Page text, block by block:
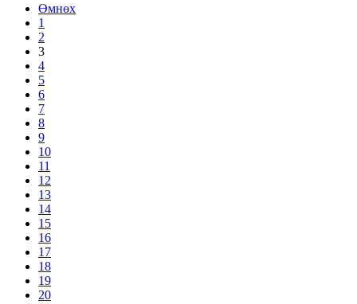
Өмнөх
1
2
3
4
5
6
7
8
9
10
11
12
13
14
15
16
17
18
19
20